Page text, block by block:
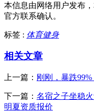
本信息由网络用户发布，
官方联系确认。
标签 : 体育健身
相关文章
上一篇： 刚刚，暴跌
下一篇： 名宿之子坐稳
明夏资质报价